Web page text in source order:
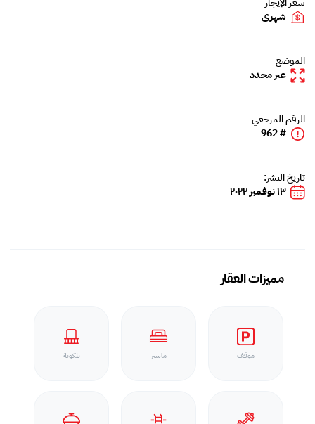
شهري
الموضع
غير محدد
الرقم المرجعي
# 962
تاريخ النشر:
١٣ نوفمبر ٢٠٢٢
مميزات العقار
موقف ماستر بلكونة